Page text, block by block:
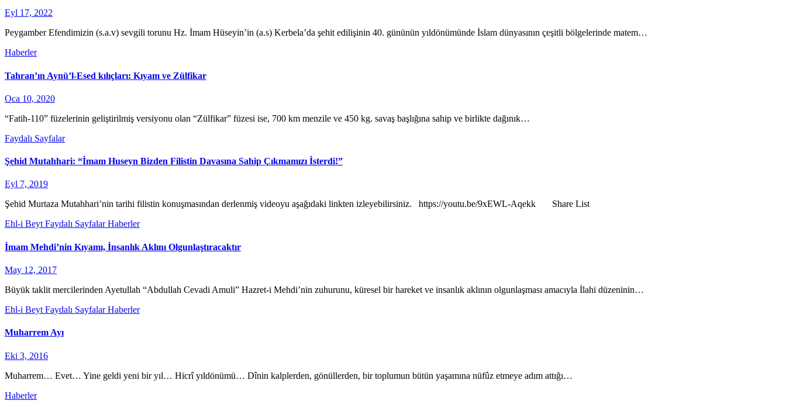
Eyl 17, 2022
Peygamber Efendimizin (s.a.v) sevgili torunu Hz. İmam Hüseyin’in (a.s) Kerbela’da şehit edilişinin 40. gününün yıldönümünde İslam dünyasının çeşitli bölgelerinde matem…
Haberler
Tahran’ın Aynü’l-Esed kılıçları: Kıyam ve Zülfikar
Oca 10, 2020
“Fatih-110” füzelerinin geliştirilmiş versiyonu olan “Zülfikar” füzesi ise, 700 km menzile ve 450 kg. savaş başlığına sahip ve birlikte dağınık…
Faydalı Sayfalar
Şehid Mutahhari: “İmam Huseyn Bizden Filistin Davasına Sahip Çıkmamızı İsterdi!”
Eyl 7, 2019
Şehid Murtaza Mutahhari’nin tarihi filistin konuşmasından derlenmiş videoyu aşağıdaki linkten izleyebilirsiniz. https://youtu.be/9xEWL-Aqekk Share List
Ehl-i BeytFaydalı SayfalarHaberler
İmam Mehdi’nin Kıyamı, İnsanlık Aklını Olgunlaştıracaktır
May 12, 2017
Büyük taklit mercilerinden Ayetullah “Abdullah Cevadi Amuli” Hazret-i Mehdi’nin zuhurunu, küresel bir hareket ve insanlık aklının olgunlaşması amacıyla İlahi düzeninin…
Ehl-i Beyt Faydalı SayfalarHaberler
Muharrem Ayı
Eki 3, 2016
Muharrem… Evet… Yine geldi yeni bir yıl… Hicrî yıldönümü… Dînin kalplerden, gönüllerden, bir toplumun bütün yaşamına nüfûz etmeye adım attığı…
Haberler